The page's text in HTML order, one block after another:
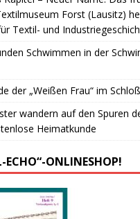
Forst (Lausitz)
Textil- und
Schwimmen in der
der „Weißen Frau“ im Schloß
wandern auf den Spuren
Heimatkunde
ECHO“-ONLINESHOP!